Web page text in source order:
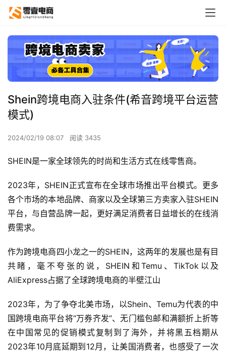
Shein跨境电商入驻条件(希音跨境平台运营
模式)
2024/02/19 08:07 阅读 3435
SHEIN是一家全球领先的时尚和生活方式在线零售商。
2023年，SHEIN正式宣布在全球市场推出平台模式。更多
各个市场的本地品牌、商家以及全球第三方卖家入驻SHEIN
平台，与自营品牌一起，更好满足消费者日益增长的在线消
费需求。
作为跨境电商四小龙之一的SHEIN，这两年的发展也是有目
共睹，毫不夸张的说，SHEIN和Temu、TikTok以及
AliExpress占据了全球跨境电商的半壁江山
2023年，为了争夺北美市场，以Shein、Temu为代表的中
国跨境电商平台将“万券齐发”、无门槛包邮和满额折上折等
在中国常见的促销模式复制到了海外，并将黑五档期从
2023年10月底延期到12月，让美国消费者，也感受了一次